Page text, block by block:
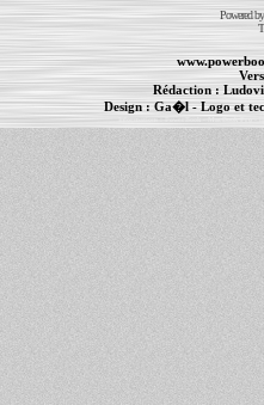
Powered
Rédaction :
Design :Ga�l- Logo et
Informations :